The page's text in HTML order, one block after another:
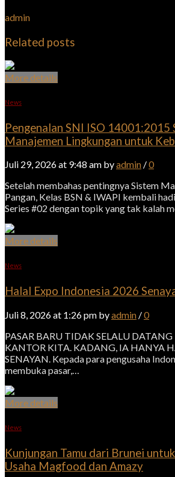
admin
Related posts
More details
News
Pengenalan SNI ISO 14001:2015
Manajemen Lingkungan untuk
Juli 29, 2026 at 9:48 am byadmin /0
Setelah membahas pentingnya Sistem
Pangan, Kelas BSN & IWAPI kembali
Series #02 dengan topik yang tak kalah
More details
News
Halal Expo Indonesia 2026
Juli 8, 2026 at 1:26 pm byadmin /0
PASAR BARU TIDAK SELALU
KANTOR KITA. KADANG, IA HANYA
SENAYAN. Kepada para pengusaha
membuka pasar,…
More details
News
Kunjungan Tamu dari Brunei
Usaha Magfood dan Amazy